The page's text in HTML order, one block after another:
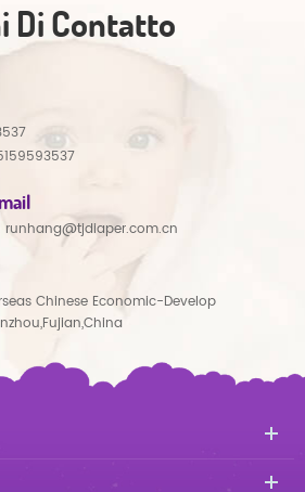
Di Contatto
runhang@tjdiaper.com.cn
Chinese Economic-Develop